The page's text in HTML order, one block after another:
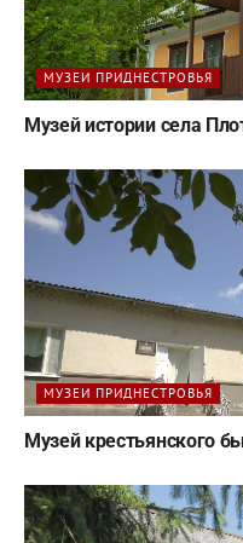
МУЗЕИ ПРИДНЕСТРОВЬЯ
Музей истории села
МУЗЕИ ПРИДНЕСТРОВЬЯ
Музей крестьянского